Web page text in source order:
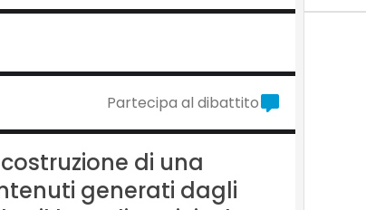
Partecipa al dibattito
di una
generati dagli